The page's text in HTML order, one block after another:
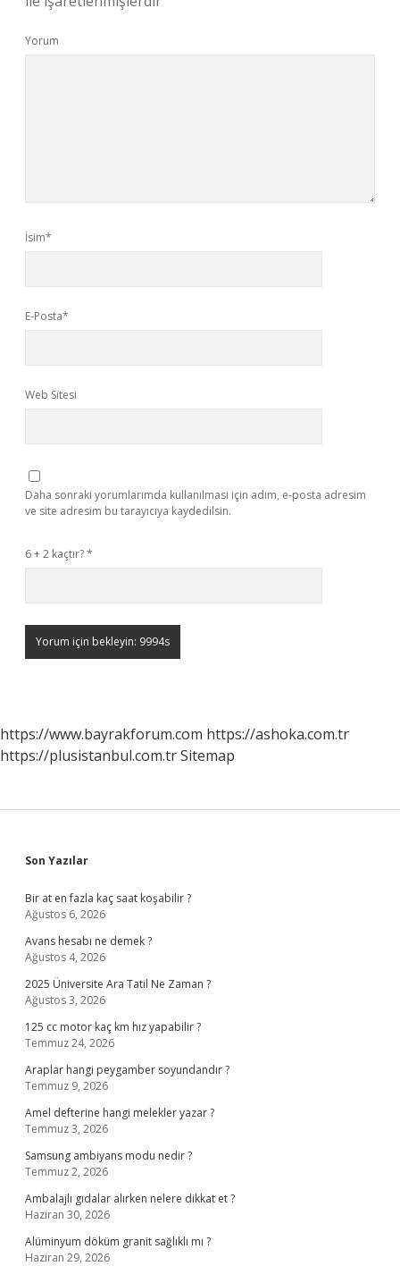
Yorum
İsim*
E-Posta*
Web Sitesi
Daha sonraki yorumlarımda kullanılması için adım, e-posta adresim
ve site adresim bu tarayıcıya kaydedilsin.
6 + 2 kaçtır?*
https://www.bayrakforum.com https://ashoka.com.tr
https://plusistanbul.com.trSitemap
Sidebar
Son Yazılar
Bir at en fazla kaç saat koşabilir ?
Ağustos 6, 2026
Avans hesabı ne demek ?
Ağustos 4, 2026
2025 Üniversite Ara Tatil Ne Zaman ?
Ağustos 3, 2026
125 cc motor kaç km hız yapabilir ?
Temmuz 24, 2026
Araplar hangi peygamber soyundandır ?
Temmuz 9, 2026
Amel defterine hangi melekler yazar ?
Temmuz 3, 2026
Samsung ambiyans modu nedir ?
Temmuz 2, 2026
Ambalajlı gıdalar alırken nelere dikkat et ?
Haziran 30, 2026
Alüminyum döküm granit sağlıklı mı ?
Haziran 29, 2026